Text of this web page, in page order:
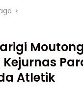
Kejurnas
Atletik